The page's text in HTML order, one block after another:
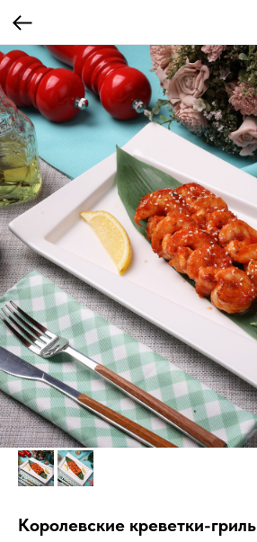
Королевские креветки-гриль